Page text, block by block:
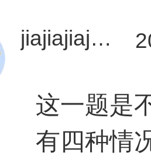
jiajiajiajiajia1
这一题是
有四种情